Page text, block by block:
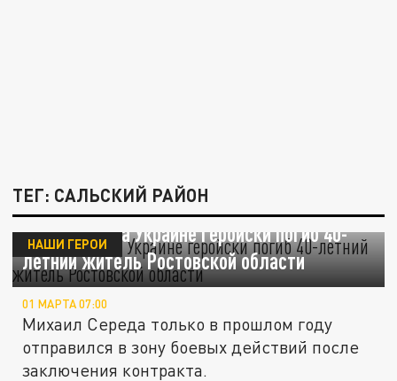
ТЕГ: САЛЬСКИЙ РАЙОН
В зоне СВО на Украине геройски погиб 40-
летний житель Ростовской области
НАШИ ГЕРОИ
01 МАРТА 07:00
Михаил Середа только в прошлом году
отправился в зону боевых действий после
заключения контракта.